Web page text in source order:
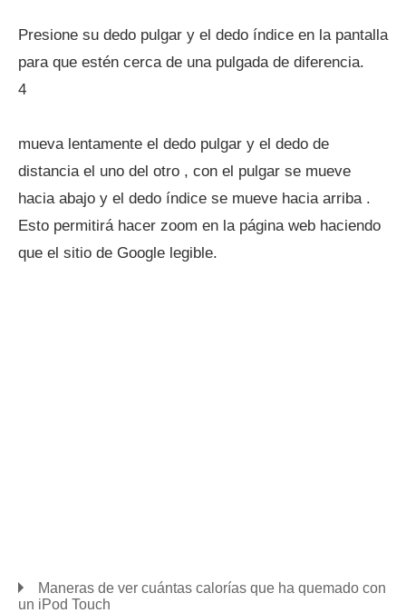
Presione su dedo pulgar y el dedo índice en la pantalla
para que estén cerca de una pulgada de diferencia.
4
mueva lentamente el dedo pulgar y el dedo de
distancia el uno del otro , con el pulgar se mueve
hacia abajo y el dedo índice se mueve hacia arriba .
Esto permitirá hacer zoom en la página web haciendo
que el sitio de Google legible.
Maneras de ver cuántas calorías que ha quemado con
un iPod Touch